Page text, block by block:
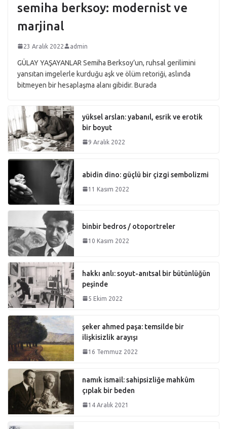
semiha berksoy: modernist ve
marjinal
23 Aralık 2022 admin
GÜLAY YAŞAYANLAR Semiha Berksoy’un, ruhsal gerilimini
yansıtan imgelerle kurduğu aşk ve ölüm retoriği, aslında
bitmeyen bir hesaplaşma alanı gibidir. Burada
yüksel arslan: yabanıl, esrik ve erotik
bir boyut
9 Aralık 2022
abidin dino: güçlü bir çizgi sembolizmi
11 Kasım 2022
binbir bedros / otoportreler
10 Kasım 2022
hakkı anlı: soyut-anıtsal bir bütünlüğün
peşinde
5 Ekim 2022
şeker ahmed paşa: temsilde bir
ilişkisizlik arayışı
16 Temmuz 2022
namık ismail: sahipsizliğe mahkûm
çıplak bir beden
14 Aralık 2021